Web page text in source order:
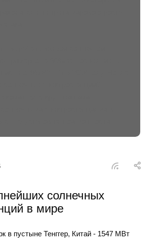
солнечных
в мире
в пустыне Тенггер, Китай - 1547 МВт